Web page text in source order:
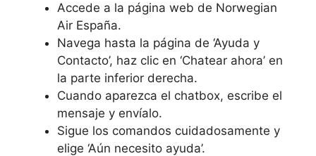
Accede a la página web de Norwegian
Air España.
Navega hasta la página de ‘Ayuda y
Contacto’, haz clic en ‘Chatear ahora’ en
la parte inferior derecha.
Cuando aparezca el chatbox, escribe el
mensaje y envíalo.
Sigue los comandos cuidadosamente y
elige ‘Aún necesito ayuda’.